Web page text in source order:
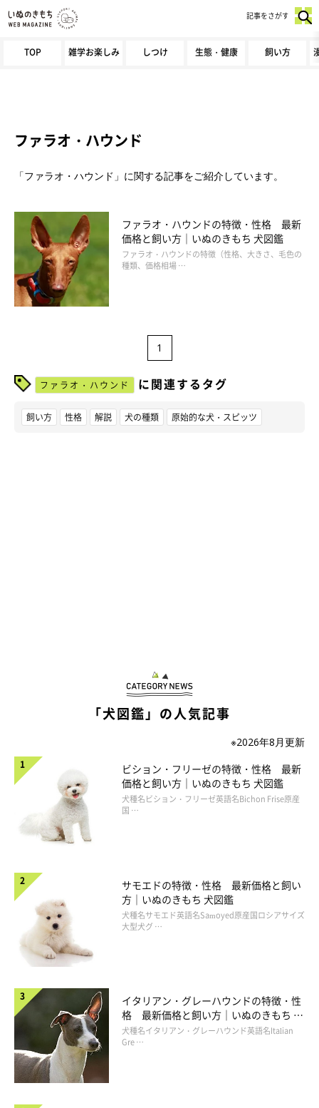
TOP 雑学お楽しみ しつけ 生態・健康 飼い方
記事をさがす
ファラオ・ハウンド
「ファラオ・ハウンド」に関する記事をご紹介しています。
ファラオ・ハウンドの特徴・性格 最新
価格と飼い方｜いぬのきもち 犬図鑑
ファラオ・ハウンドの特徴（性格、大きさ、毛色の
種類、価格相場 …
1
ファラオ・ハウンド に関連するタグ
飼い方 性格 解説 犬の種類 原始的な犬・スピッツ
「犬図鑑」の人気記事
※2026年8月更新
ビション・フリーゼの特徴・性格 最新
価格と飼い方｜いぬのきもち 犬図鑑
犬種名ビション・フリーゼ英語名Bichon Frise原産
国 …
サモエドの特徴・性格 最新価格と飼い
方｜いぬのきもち 犬図鑑
犬種名サモエド英語名Samoyed原産国ロシアサイズ
大型犬グ …
イタリアン・グレーハウンドの特徴・性
格 最新価格と飼い方｜いぬのきもち 犬
図鑑
犬種名イタリアン・グレーハウンド英語名Italian
Gre …